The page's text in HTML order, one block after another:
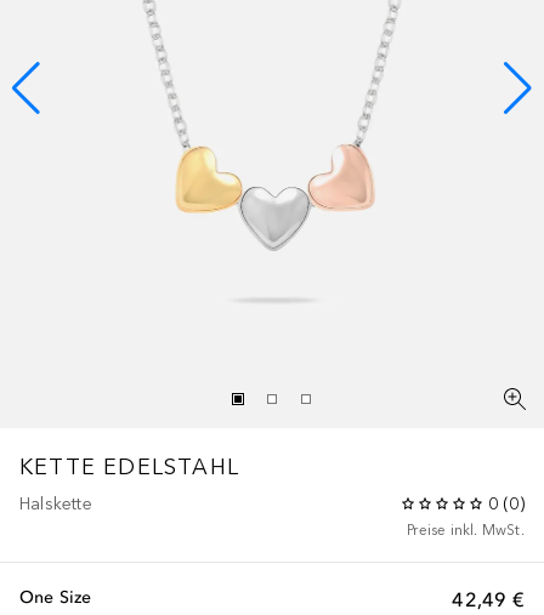
KETTE EDELSTAHL
Halskette 0 (0)
Preise inkl. MwSt.
42,49 €
One Size